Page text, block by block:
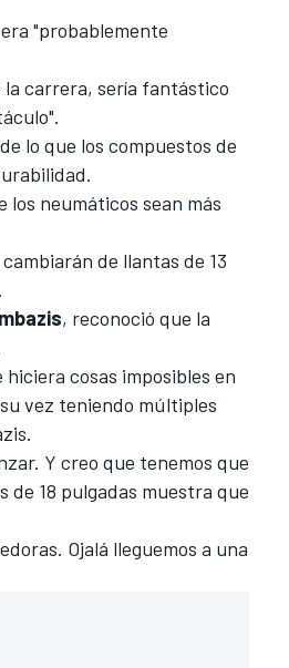
"probablemente
la carrera, sería fantástico
lo que los compuestos de
neumáticos sean más
de llantas de 13
, reconoció que la
cosas imposibles en
vez teniendo múltiples
Y creo que tenemos que
de 18 pulgadas muestra que
Ojalá lleguemos a una